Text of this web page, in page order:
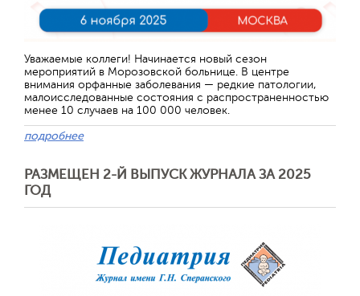
Уважаемые коллеги! Начинается новый сезон
мероприятий в Морозовской больнице. В центре
внимания орфанные заболевания — редкие патологии,
малоисследованные состояния с распространенностью
менее 10 случаев на 100 000 человек.
подробнее
РАЗМЕЩЕН 2-Й ВЫПУСК ЖУРНАЛА ЗА 2025
ГОД